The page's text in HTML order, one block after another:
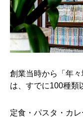
創業当時から「年
は、すでに100種類
定食・パスタ・カ